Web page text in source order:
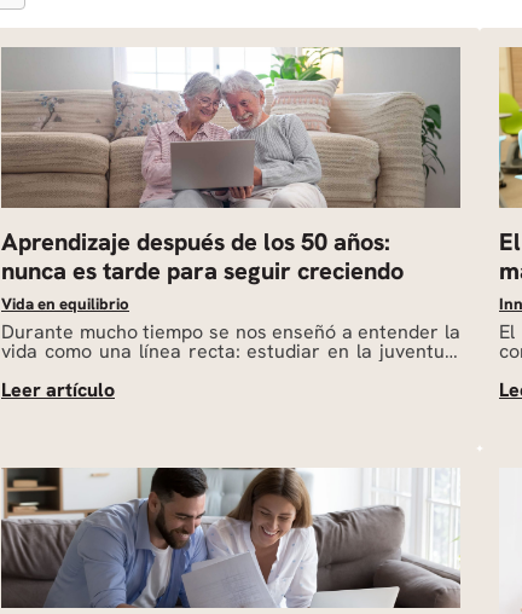
Aprendizaje después de los 50 años:
nunca es tarde para seguir creciendo
Vida en equilibrio
Durante mucho tiempo se nos enseñó a entender la
vida como una línea recta: estudiar en la juventud,
trabajar en la adultez y descansar en la vejez. Sin
embargo, la realidad de hoy revela una verdad muy